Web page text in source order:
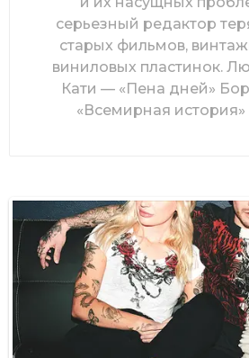
серьезный редактор
старых фильмов,
виниловых пластинок.
Кати — «Пена дней»
«Всемирная история»